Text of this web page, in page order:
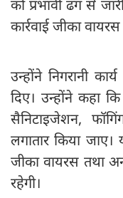
को प्रभावी ढंग से
कार्रवाई जीका
उन्होंने निगरानी
दिए। उन्होंने कहा कि
सैनिटाइजेशन,
लगातार किया
जीका वायरस तथा
रहेगी।